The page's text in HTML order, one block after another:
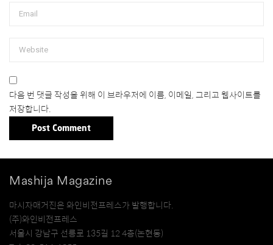
다음 번 댓글 작성을 위해 이 브라우저에 이름, 이메일, 그리고 웹사이트를
저장합니다.
Mashija Magazine
마시자매거진은 와인비전프레스가 발행합니다.
(주)와인비전프레스
서울시 강남구 선릉로 135길 12 4층(논현동)